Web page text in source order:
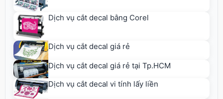
Dịch vụ cắt decal bằng Corel
Dịch vụ cắt decal giá rẻ
Dịch vụ cắt decal giá rẻ tại Tp.HCM
Dịch vụ cắt decal vi tính lấy liền